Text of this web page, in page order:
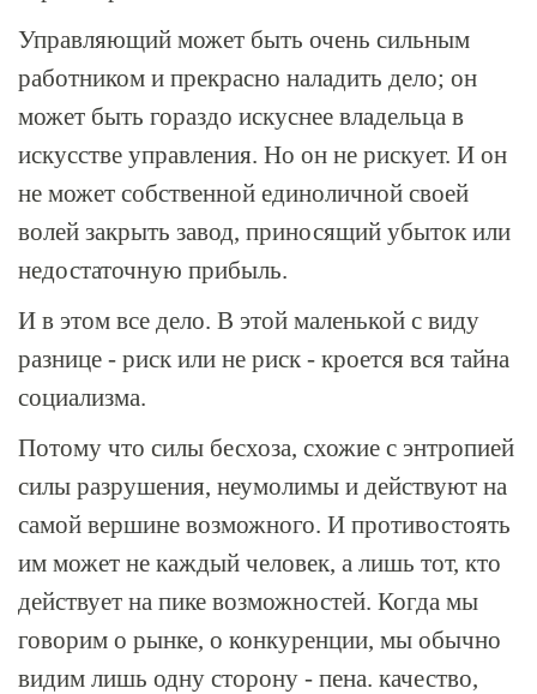
Управляющий может быть очень сильным
работником и прекрасно наладить дело; он
может быть гораздо искуснее владельца в
искусстве управления. Но он не рискует. И он
не может собственной единоличной своей
волей закрыть завод, приносящий убыток или
недостаточную прибыль.
И в этом все дело. В этой маленькой с виду
разнице - риск или не риск - кроется вся тайна
социализма.
Потому что силы бесхоза, схожие с энтропией
силы разрушения, неумолимы и действуют на
самой вершине возможного. И противостоять
им может не каждый человек, а лишь тот, кто
действует на пике возможностей. Когда мы
говорим о рынке, о конкуренции, мы обычно
видим лишь одну сторону - пена. качество,